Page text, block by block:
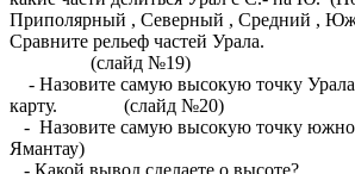
Приполярный , Северный ,
Сравните рельеф
(слайд №19)
- Назовите самую высокую точку
карту. (слайд №20)
- Назовите самую высокую точку
Ямантау)
- Какой вывод сделаете о